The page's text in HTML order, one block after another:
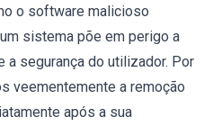
o software malicioso
sistema põe em perigo a
segurança do utilizador. Por
veementemente a remoção
após a sua